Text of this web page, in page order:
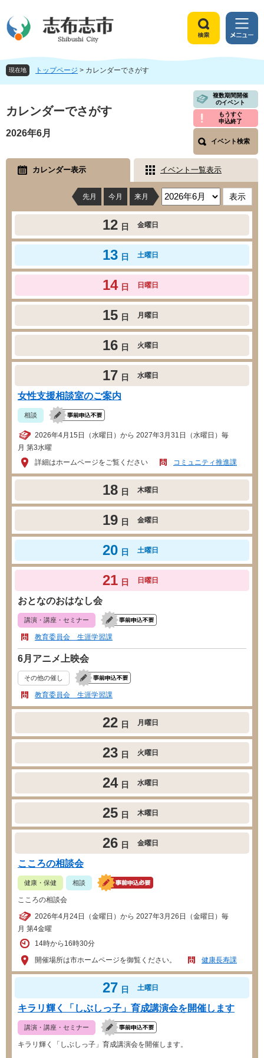
ジ
頭
ュ
飛
本
文
索
メ
ニ
ュ
現在地 トップページ > カレンダーでさがす
文
カレンダーでさがす
複数期間開催
のイベント
もうすぐ
申込終了
イベント検索
2026年6月
カレンダー表示 イベント一覧表示
先月 今月 来月
12 日 金曜日
13 日 土曜日
14 日 日曜日
15 日 月曜日
16 日 火曜日
17 日 水曜日
女性支援相談室のご案内
相談
2026年4月15日（水曜日）から 2027年3月31日（水曜日）毎
月 第3水曜
詳細はホームページをご覧ください
コミュニティ推進課
18 日 木曜日
19 日 金曜日
20 日 土曜日
21 日 日曜日
おとなのおはなし会
講演・講座・セミナー
教育委員会 生涯学習課
6月アニメ上映会
その他の催し
教育委員会 生涯学習課
22 日 月曜日
23 日 火曜日
24 日 水曜日
25 日 木曜日
26 日 金曜日
こころの相談会
健康・保健 相談
こころの相談会
2026年4月24日（金曜日）から 2027年3月26日（金曜日）毎
月 第4金曜
14時から16時30分
開催場所は市ホームページを御覧ください。
健康長寿課
27 日 土曜日
キラリ輝く「しぶしっ子」育成講演会を開催します
講演・講座・セミナー
キラリ輝く「しぶしっ子」育成講演会を開催します。